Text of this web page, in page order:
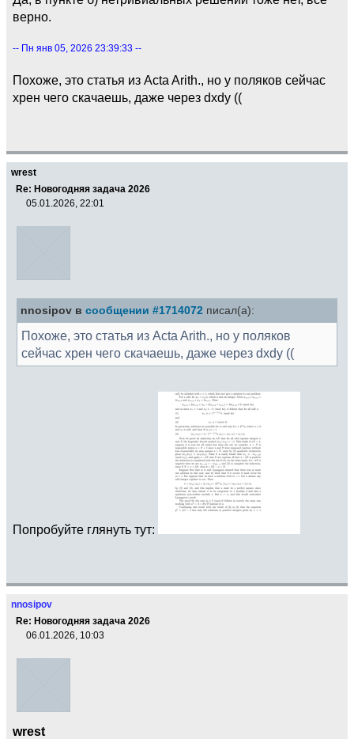
верно.
-- Пн янв 05, 2026 23:39:33 --
Похоже, это статья из Acta Arith., но у поляков сейчас
хрен чего скачаешь, даже через dxdy ((
wrest
Re: Новогодняя задача 2026
05.01.2026, 22:01
nnosipov в сообщении #1714072 писал(а):
Похоже, это статья из Acta Arith., но у поляков
сейчас хрен чего скачаешь, даже через dxdy ((
Попробуйте глянуть тут:
nnosipov
Re: Новогодняя задача 2026
06.01.2026, 10:03
wrest